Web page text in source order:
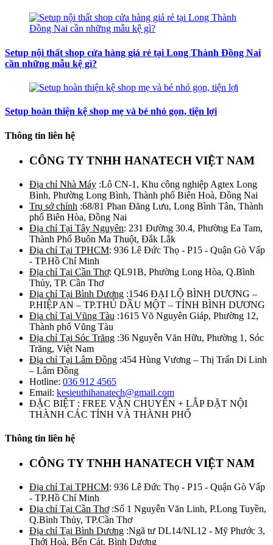
Setup nội thất shop cửa hàng giá rẻ tại Long Thành Đồng Nai
cần những mẫu kệ gì?
Setup hoàn thiện kệ shop mẹ và bé nhỏ gọn, tiện lợi
Thông tin liên hệ
CÔNG TY TNHH HANATECH VIỆT NAM
Địa chỉ Nhà Máy :Lô CN-1, Khu công nghiệp Agtex Long
Bình, Phường Long Bình, Thành phố Biên Hoà, Đồng Nai
Trụ sở chính :68/81 Phan Đăng Lưu, Long Bình Tân, Thành
phố Biên Hòa, Đồng Nai
Địa chỉ Tại Tây Nguyên: 231 Đường 30.4, Phường Ea Tam,
Thành Phố Buôn Ma Thuột, Đắk Lắk
Địa chỉ Tại TPHCM: 936 Lê Đức Thọ - P15 - Quận Gò Vấp
- TP.Hồ Chí Minh
Địa chỉ Tại Cần Thơ: QL91B, Phường Long Hòa, Q.Bình
Thủy, TP. Cần Thơ
Địa chỉ Tại Bình Dương :1546 ĐẠI LỘ BÌNH DƯƠNG –
P.HIỆP AN – TP.THỦ DẦU MỘT – TỈNH BÌNH DƯƠNG
Địa chỉ Tại Vũng Tàu :1615 Võ Nguyên Giáp, Phường 12,
Thành phố Vũng Tàu
Địa chỉ Tại Sóc Trăng :36 Nguyễn Văn Hữu, Phường 1, Sóc
Trăng, Việt Nam
Địa chỉ Tại Lâm Đồng :454 Hùng Vương – Thị Trấn Di Linh
– Lâm Đồng
Hotline: 036 912 4565
Email: kesieuthihanatech@gmail.com
ĐẶC BIỆT : FREE VẬN CHUYỂN + LẮP ĐẶT NỘI
THÀNH CÁC TỈNH VÀ THÀNH PHỐ
Thông tin liên hệ
CÔNG TY TNHH HANATECH VIỆT NAM
Địa chỉ Tại TPHCM: 936 Lê Đức Thọ - P15 - Quận Gò Vấp
- TP.Hồ Chí Minh
Địa chỉ Tại Cần Thơ:Số 1 Nguyễn Văn Linh, P.Long Tuyền,
Q.Bình Thủy, TP.Cần Thơ
Địa chỉ Tại Bình Dương :Ngã tư DL14/NL12 - Mỹ Phước 3,
Thới Hoà, Bến Cát, Bình Dương